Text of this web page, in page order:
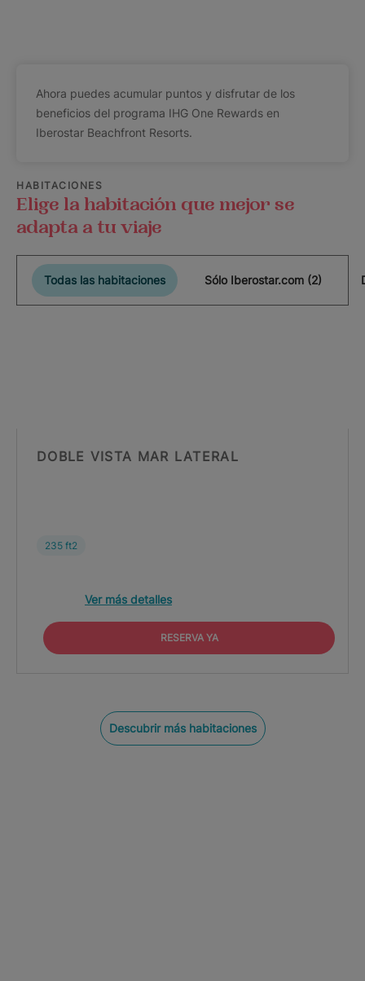
Ahora puedes acumular puntos y disfrutar de los
beneficios del programa IHG One Rewards en
Iberostar Beachfront Resorts.
HABITACIONES
Elige la habitación que mejor se
adapta a tu viaje
Todas las habitaciones Sólo Iberostar.com (2)
DOBLE VISTA MAR LATERAL
235 ft2
Ver más detalles
RESERVA YA
Descubrir más habitaciones